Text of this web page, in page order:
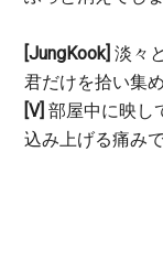
[JungKook] 淡々
君だけを拾い集
[V]部屋中に映し
込み上げる痛み